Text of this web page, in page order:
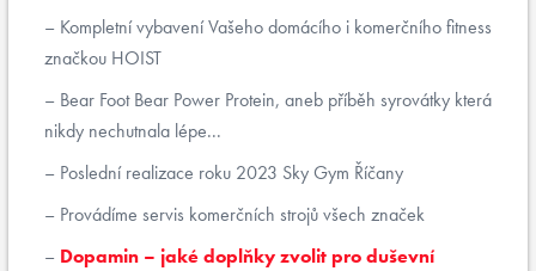
Kompletní vybavení Vašeho domácího i komerčního fitness
značkou HOIST
Bear Foot Bear Power Protein, aneb příběh syrovátky která
nikdy nechutnala lépe...
Poslední realizace roku 2023 Sky Gym Říčany
Provádíme servis komerčních strojů všech značek
Dopamin – jaké doplňky zvolit pro duševní